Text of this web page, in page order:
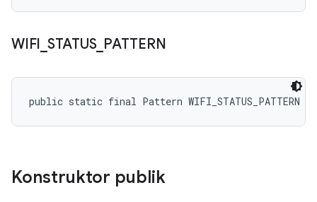
WIFI STATUS_ PATTERN
public static final Pattern WIFI_STATUS_PATTERN
Konstruktor publik